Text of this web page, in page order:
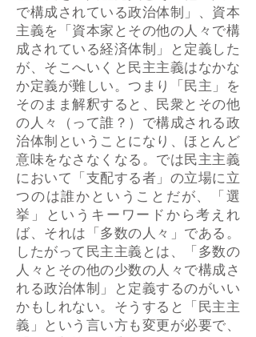
で構成されている政治体制」、資本
主義を「資本家とその他の人々で構
成されている経済体制」と定義した
が、そこへいくと民主主義はなかな
か定義が難しい。つまり「民主」を
そのまま解釈すると、民衆とその他
の人々（って誰？）で構成される政
治体制ということになり、ほとんど
意味をなさなくなる。では民主主義
において「支配する者」の立場に立
つのは誰かということだが、「選
挙」というキーワードから考えれ
ば、それは「多数の人々」である。
したがって民主主義とは、「多数の
人々とその他の少数の人々で構成さ
れる政治体制」と定義するのがいい
かもしれない。そうすると「民主主
義」という言い方も変更が必要で、